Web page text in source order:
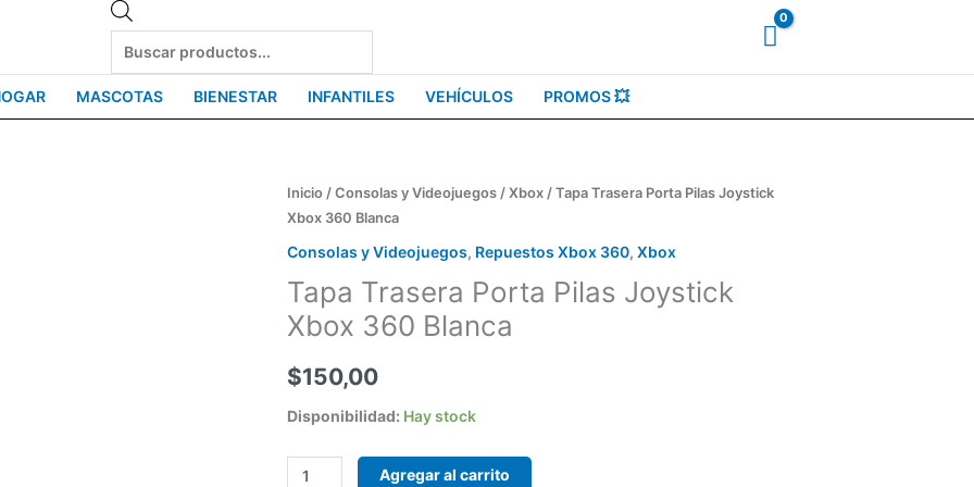
MASCOTAS BIENESTAR INFANTILES VEHÍCULOS PROMOS 💥
Inicio / Consolas y Videojuegos / Xbox / Tapa Trasera Porta Pilas Joystick
Xbox 360 Blanca
Consolas y Videojuegos, Repuestos Xbox 360, Xbox
Tapa Trasera Porta Pilas Joystick
Xbox 360 Blanca
$150,00
Disponibilidad: Hay stock
Tapa
Trasera
Porta
Pilas
Joystick
Xbox
360
Blanca
cantidad
Agregar al carrito